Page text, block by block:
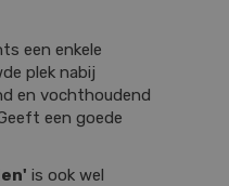
een enkele
plek nabij
en vochthoudend
een goede
is ook wel